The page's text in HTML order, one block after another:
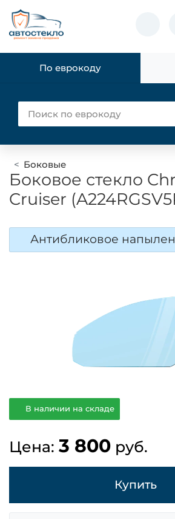
По еврокоду
Боковые
Боковое стекло
Cruiser
Антибликовое
В наличии на складе
Цена: 3 800 руб.
Купить